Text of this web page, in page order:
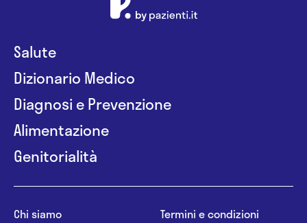
Salute
Dizionario Medico
Diagnosi e Prevenzione
Alimentazione
Genitorialità
Chi siamo
Termini e condizioni